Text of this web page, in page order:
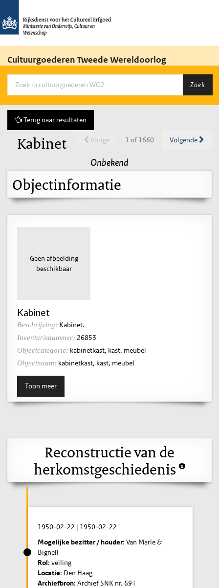
Cultuurgoederen Tweede Wereldoorlog
Zoek
Terug naar resultaten
Vorige 1 of 1660 Volgende
Kabinet
Onbekend
Objectinformatie
Geen afbeelding
beschikbaar
Kabinet
Beschrijving: Kabinet.
Inventarisnummer: 26853
Objectcategorie: kabinetkast, kast, meubel
Objectnaam: kabinetkast, kast, meubel
Toon meer
Reconstructie van de
herkomstgeschiedenis
1950-02-22 | 1950-02-22
Mogelijke bezitter / houder: Van Marle &
Bignell
Rol: veiling
Locatie: Den Haag
Archiefbron: Archief SNK nr. 691